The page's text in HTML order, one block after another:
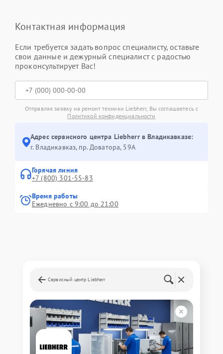
Контактная информация
Если требуется задать вопрос специалисту, оставьте
свои данные и дежурный специалист с радостью
проконсультирует Вас!
Отправляя заявку на ремонт техники Liebherr, Вы соглашаетесь с
Политикой конфиденциальности
Адрес сервисного центра Liebherr в Владикавказе:
г. Владикавказ, пр. Доватора, 59А
Горячая линия
+7 (800) 301-55-83
Время работы
Ежедневно с 9:00 до 21:00
Сервисный центр Liebherr